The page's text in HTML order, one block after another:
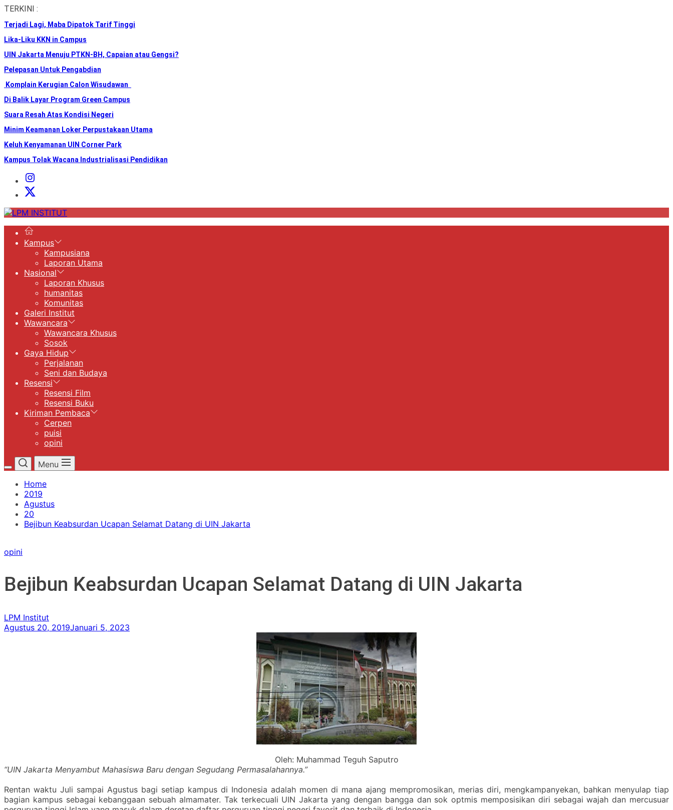
Skip
the
content
TERKINI :
Terjadi Lagi, Maba Dipatok Tarif Tinggi
Lika-Liku KKN in Campus
UIN Jakarta Menuju PTKN-BH, Capaian atau Gengsi?
Pelepasan Untuk Pengabdian
Komplain Kerugian Calon Wisudawan
Di Balik Layar Program Green Campus
Suara Resah Atas Kondisi Negeri
Minim Keamanan Loker Perpustakaan Utama
Keluh Kenyamanan UIN Corner Park
Kampus Tolak Wacana Industrialisasi Pendidikan
Instagram
Institut
X
LPM
Kampus
Kampusiana
Laporan Utama
Nasional
Laporan Khusus
humanitas
Komunitas
Galeri Institut
Wawancara
Wawancara Khusus
Sosok
Gaya Hidup
Perjalanan
Seni dan Budaya
Resensi
Resensi Film
Resensi Buku
Kiriman Pembaca
Cerpen
puisi
opini
Menu
Home
2019
Agustus
20
Bejibun Keabsurdan Ucapan Selamat Datang di UIN Jakarta
opini
Bejibun Keabsurdan Ucapan Selamat Datang di UIN Jakarta
LPM Institut
Agustus 20, 2019Januari 5, 2023
Oleh: Muhammad Teguh Saputro
“UIN Jakarta Menyambut Mahasiswa Baru dengan Segudang Permasalahannya.”
Rentan waktu Juli sampai Agustus bagi setiap kampus di Indonesia adalah momen di mana ajang mempromosikan, merias diri, mengkampanyekan, bahkan menyulap tiap
bagian kampus sebagai kebanggaan sebuah almamater. Tak terkecuali UIN Jakarta yang dengan bangga dan sok optmis memposisikan diri sebagai wajah dan mercusuar